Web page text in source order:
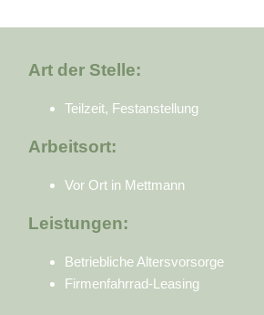
Art der Stelle:
Teilzeit, Festanstellung
Arbeitsort:
Vor Ort in Mettmann
Leistungen:
Betriebliche Altersvorsorge
Firmenfahrrad-Leasing